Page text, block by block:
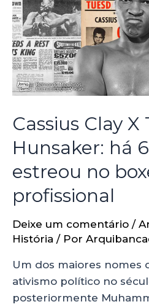
Cassius Clay
Hunsaker: há
estreou no
profissional
Deixe um comentário /
História / Por
Um dos maiores nomes
ativismo político no
posteriormente